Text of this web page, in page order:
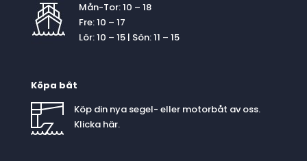
Mån-Tor: 10 – 18
Fre: 10 – 17
Lör: 10 – 15 | Sön: 11 – 15
Köpa båt
Köp din nya segel- eller motorbåt av oss.
Klicka här.